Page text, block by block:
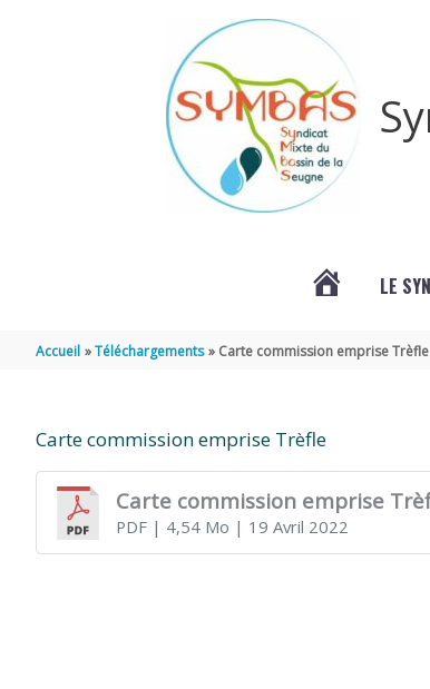
TITRE)
LE
Accueil Téléchargements Carte commission emprise Trèfle
Carte commission emprise Trèfle
Carte commission emprise
PDF| 4,54 Mo | 19 Avril 2022